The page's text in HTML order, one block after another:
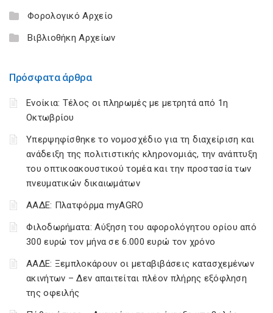
Φορολογικό Αρχείο
Βιβλιοθήκη Αρχείων
Πρόσφατα άρθρα
Ενοίκια: Τέλος οι πληρωμές με μετρητά από 1η
Οκτωβρίου
Υπερψηφίσθηκε το νομοσχέδιο για τη διαχείριση και
ανάδειξη της πολιτιστικής κληρονομιάς, την ανάπτυξη
του οπτικοακουστικού τομέα και την προστασία των
πνευματικών δικαιωμάτων
ΑΑΔΕ: Πλατφόρμα myAGRO
Φιλοδωρήματα: Αύξηση του αφορολόγητου ορίου από
300 ευρώ τον μήνα σε 6.000 ευρώ τον χρόνο
ΑΑΔΕ: Ξεμπλοκάρουν οι μεταβιβάσεις κατασχεμένων
ακινήτων – Δεν απαιτείται πλέον πλήρης εξόφληση
της οφειλής